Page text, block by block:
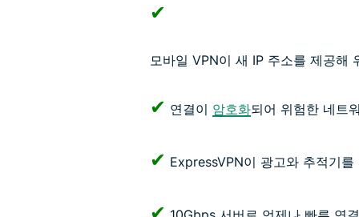
✔
모바일 VPN이 새 IP 주소를 제공해
✔ 연결이 암호화되어 위험한 네트
✔ ExpressVPN이 광고와 추적기